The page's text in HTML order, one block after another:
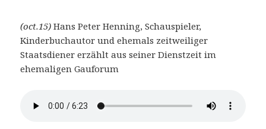
(oct.15) Hans Peter Henning, Schauspieler,
Kinderbuchautor und ehemals zeitweiliger
Staatsdiener erzählt aus seiner Dienstzeit im
ehemaligen Gauforum